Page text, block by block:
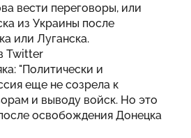
вести переговоры, или
из Украины после
или Луганска.
Twitter
"Политически и
еще не созрела к
и выводу войск. Но это
освобождения Донецка